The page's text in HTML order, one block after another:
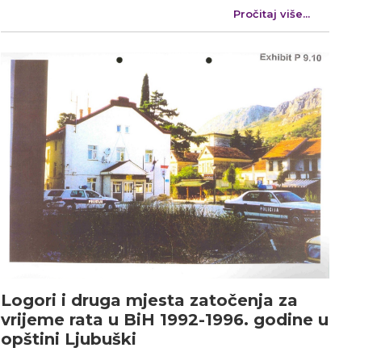
Pročitaj više...
Logori i druga mjesta zatočenja za
vrijeme rata u BiH 1992-1996. godine u
opštini Ljubuški